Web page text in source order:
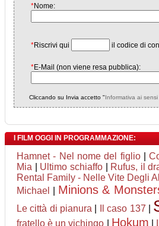
*Nome:
*Riscrivi qui il codice di
*E-Mail (non viene resa pubblica):
Cliccando su Invia accetto "Informativa ai
I FILM OGGI IN PROGRAMMAZIONE:
Hamnet - Nel nome del figlio|
Mia
Ultimo schiaffo|
Rufus, il
Rental Family - Nelle Vite Degli
Michael
Minions &
Le città di pianura
Il caso 137
fratello è un vichingo Hokum